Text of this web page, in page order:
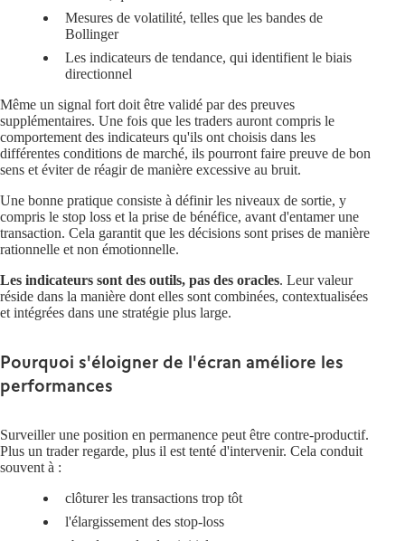
Mesures de volatilité, telles que les bandes de
Bollinger
Les indicateurs de tendance, qui identifient le biais
directionnel
Même un signal fort doit être validé par des preuves
supplémentaires. Une fois que les traders auront compris le
comportement des indicateurs qu'ils ont choisis dans les
différentes conditions de marché, ils pourront faire preuve de bon
sens et éviter de réagir de manière excessive au bruit.
Une bonne pratique consiste à définir les niveaux de sortie, y
compris le stop loss et la prise de bénéfice, avant d'entamer une
transaction. Cela garantit que les décisions sont prises de manière
rationnelle et non émotionnelle.
Les indicateurs sont des outils, pas des oracles. Leur valeur
réside dans la manière dont elles sont combinées, contextualisées
et intégrées dans une stratégie plus large.
Pourquoi s'éloigner de l'écran améliore les
performances
Surveiller une position en permanence peut être contre-productif.
Plus un trader regarde, plus il est tenté d'intervenir. Cela conduit
souvent à :
clôturer les transactions trop tôt
l'élargissement des stop-loss